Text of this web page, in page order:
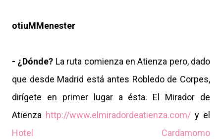
otiuMMenester
- ¿Dónde? La ruta comienza en Atienza pero, dado
que desde Madrid está antes Robledo de Corpes,
dirígete en primer lugar a ésta. El Mirador de
Atienza http://www.elmiradordeatienza.com/ y el
Hotel Cardamomo